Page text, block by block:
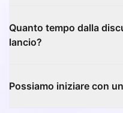
Quanto tempo dalla
lancio?
Possiamo iniziare con